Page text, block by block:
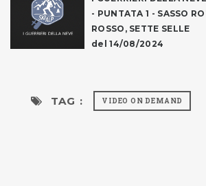
- PUNTATA 1 - SASSO
ROSSO, SETTE SELLE
del 14/08/2024
TAG : VIDEO ON DEMAND